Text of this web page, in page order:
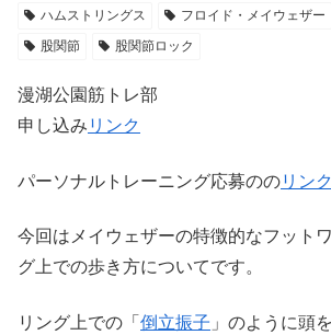
ハムストリングス
フロイド・メイウェザー
股関節
股関節ロック
漫湖公園筋トレ部
申し込み リンク
パーソナルトレーニング応募ののリンク
今回はメイウェザーの特徴的なフット
グ上での歩き方についてです。
リング上での「 倒立振子 」のように頭